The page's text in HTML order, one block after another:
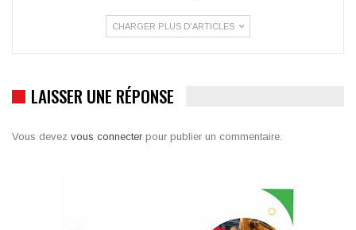
CHARGER PLUS D'ARTICLES
LAISSER UNE RÉPONSE
Vous devez vous connecter pour publier un commentaire.